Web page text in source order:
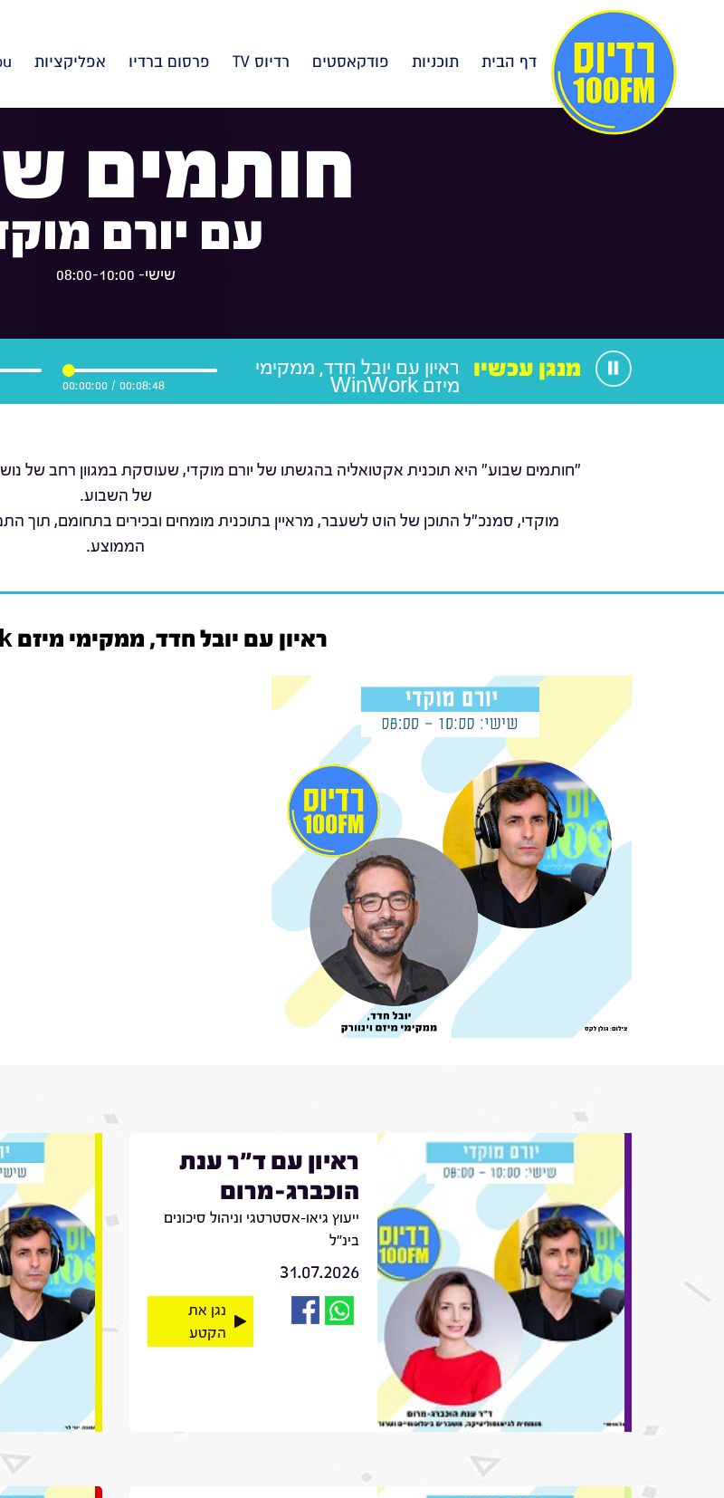
דף הבית תוכניות פודקאסטים רדיוס TV פרסום ברדיו אפליקציות
חותמים
עם יורם
שישי- 08:00-10:00
00:08:48
/
00:00:00
מנגן עכשיו ראיון עם יובל חדד, ממקימי
מיזם WinWork
"חותמים שבוע" היא תוכנית אקטואליה בהגשתו של יורם מוקדי, שעוסקת במגוון רחב של
של השבוע.
מוקדי, סמנכ"ל התוכן של הוט לשעבר, מראיין בתוכנית מומחים ובכירים בתחומם,
הממוצע.
ראיון עם יובל חדד, ממקימי מיזם WinWork
ראיון עם ד"ר ענת
הוכברג-מרום
ייעוץ גיאו-אסטרטגי וניהול סיכונים
בינ"ל
31.07.2026
נגן את
הקטע